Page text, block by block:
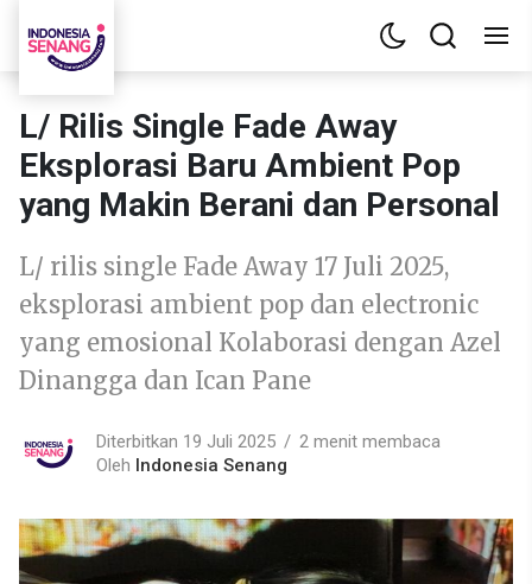
L/ Rilis Single Fade Away
Eksplorasi Baru Ambient Pop
yang Makin Berani dan Personal
L/ rilis single Fade Away 17 Juli 2025,
eksplorasi ambient pop dan electronic
yang emosional Kolaborasi dengan Azel
Dinangga dan Ican Pane
Diterbitkan 19 Juli 2025
2 menit membaca
Oleh Indonesia Senang